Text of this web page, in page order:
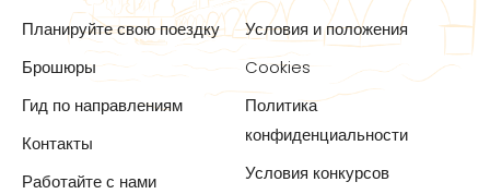
Планируйте свою поездку
Брошюры
Гид по направлениям
Контакты
Работайте с нами
Условия и положения
Cookies
Политика
конфиденциальности
Условия конкурсов